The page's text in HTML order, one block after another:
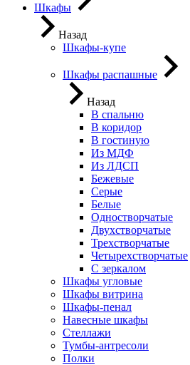
Шкафы
Назад
Шкафы-купе
Шкафы распашные
Назад
В спальню
В коридор
В гостиную
Из МДФ
Из ЛДСП
Бежевые
Серые
Белые
Одностворчатые
Двухстворчатые
Трехстворчатые
Четырехстворчатые
С зеркалом
Шкафы угловые
Шкафы витрина
Шкафы-пенал
Навесные шкафы
Стеллажи
Тумбы-антресоли
Полки